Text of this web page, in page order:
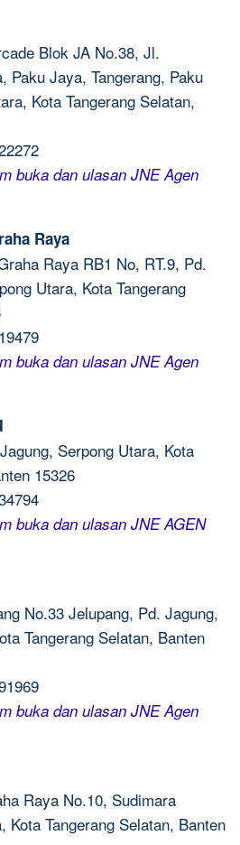
Blok JA No.38, Jl.
Paku Jaya, Tangerang, Paku
Kota Tangerang Selatan,
buka dan ulasan JNE Agen
Raya
Raya RB1 No, RT.9, Pd.
Utara, Kota Tangerang
buka dan ulasan JNE Agen
Serpong Utara, Kota
15326
buka dan ulasan JNE AGEN
No.33 Jelupang, Pd. Jagung,
Tangerang Selatan, Banten
buka dan ulasan JNE Agen
Raya No.10, Sudimara
Kota Tangerang Selatan, Banten